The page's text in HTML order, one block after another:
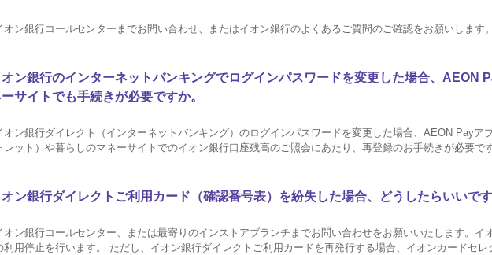
オン銀行コールセンターまでお問い合わせ、またはイオン銀行のよくあるご質問のご確認をお願いします。
オン銀行のインターネットバンキングでログインパスワードを変更した場合、AEON
サイトでも手続きが必要ですか。
オン銀行ダイレクト（インターネットバンキング）のログインパスワードを変更した場合、AEON Payア
レット）や暮らしのマネーサイトでのイオン銀行口座残高のご照会にあたり、再登録のお手続きが必要で
ン銀行ダイレクトご利用カード（確認番号表）を紛失した場合、どうしたらいいです
オン銀行コールセンター、または最寄りのインストアブランチまでお問い合わせをお願いいたします。イ
利用停止を行います。 ただし、イオン銀行ダイレクトご利用カードを再発行する場合、イオンカードセレ